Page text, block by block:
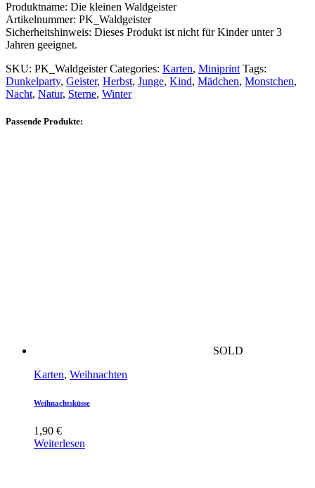
Produktname: Die kleinen Waldgeister
Artikelnummer: PK_Waldgeister
Sicherheitshinweis: Dieses Produkt ist nicht für Kinder unter 3
Jahren geeignet.
SKU: PK_Waldgeister Categories: Karten, Miniprint Tags:
Dunkelparty, Geister, Herbst, Junge, Kind, Mädchen, Monstchen,
Nacht, Natur, Sterne, Winter
Passende Produkte:
SOLD
Karten, Weihnachten
Weihnachtsküsse
1,90 €
Weiterlesen